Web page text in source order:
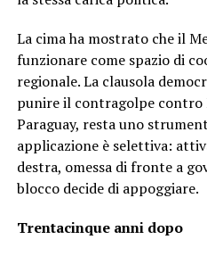
La cima ha mostrato che il
funzionare come spazio di
regionale. La clausola
punire il contragolpe contro
Paraguay, resta uno
applicazione è selettiva:
destra, omessa di fronte a
blocco decide di appoggiare.
Trentacinque anni dopo